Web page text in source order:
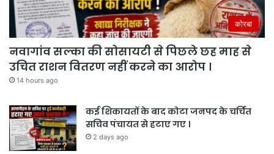
कोरबा
नवागांव सल्का की सोसायटी से पिछले छह माह से
उचित राशन वितरण नहीं करने का आरोप ।
14 hours ago
कई शिकायतों के बाद कोटा जनपद के चर्चित
सचिव पंचायत से हटाए गए ।
2 days ago